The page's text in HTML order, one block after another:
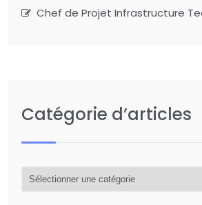
Chef de Projet Infrastructure
Catégorie d’articles
d’articles